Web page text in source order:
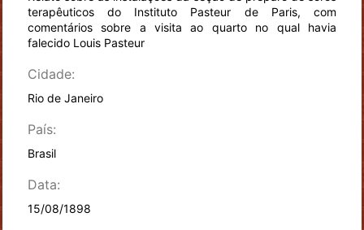
terapêuticos do Instituto Pasteur de Paris, com
comentários sobre a visita ao quarto no qual havia
falecido Louis Pasteur
Cidade:
Rio de Janeiro
País:
Brasil
Data:
15/08/1898